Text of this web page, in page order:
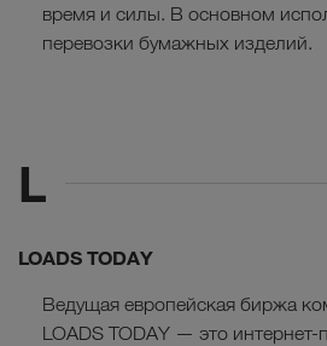
время и силы. В основном
перевозки бумажных изделий.
L
LOADS TODAY
Ведущая европейская биржа
LOADS TODAY — это